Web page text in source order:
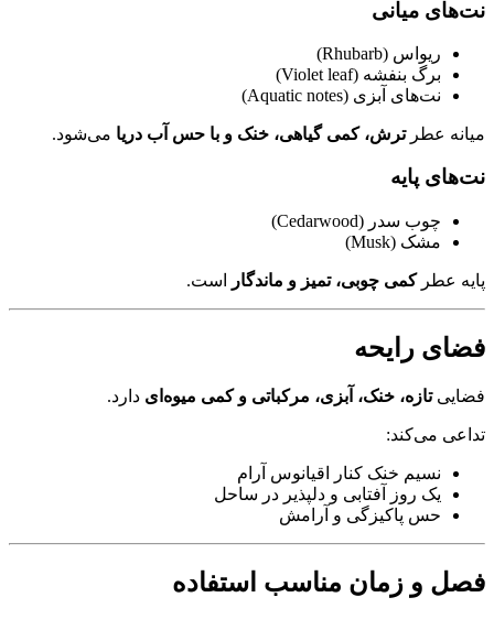
نت‌های میانی
ریواس (Rhubarb)
برگ بنفشه (Violet leaf)
نت‌های آبزی (Aquatic notes)
میانه عطرترش، کمی گیاهی، خنک و با حس آب دریا می‌شود.
نت‌های پایه
چوب سدر (Cedarwood)
مشک (Musk)
پایه عطرکمی چوبی، تمیز و ماندگار است.
فضای رایحه
فضاییتازه، خنک، آبزی، مرکباتی و کمی میوه‌ای دارد.
تداعی می‌کند:
نسیم خنک کنار اقیانوس آرام
یک روز آفتابی و دلپذیر در ساحل
حس پاکیزگی و آرامش
فصل و زمان مناسب استفاده